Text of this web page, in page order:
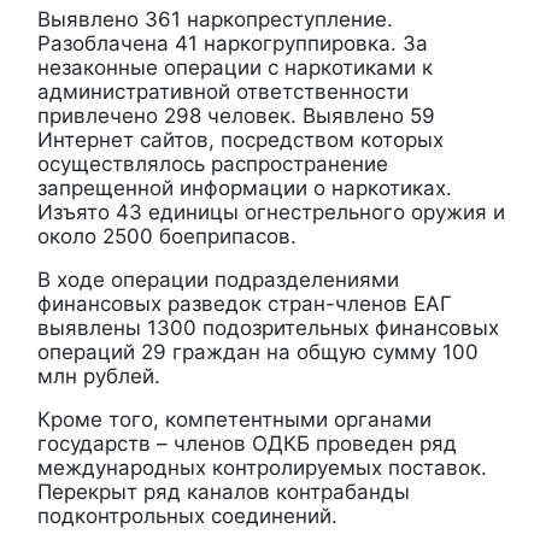
Выявлено 361 наркопреступление.
Разоблачена 41 наркогруппировка. За
незаконные операции с наркотиками к
административной ответственности
привлечено 298 человек. Выявлено 59
Интернет сайтов, посредством которых
осуществлялось распространение
запрещенной информации о наркотиках.
Изъято 43 единицы огнестрельного оружия и
около 2500 боеприпасов.
В ходе операции подразделениями
финансовых разведок стран-членов ЕАГ
выявлены 1300 подозрительных финансовых
операций 29 граждан на общую сумму 100
млн рублей.
Кроме того, компетентными органами
государств – членов ОДКБ проведен ряд
международных контролируемых поставок.
Перекрыт ряд каналов контрабанды
подконтрольных соединений.